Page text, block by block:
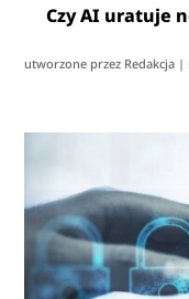
Czy AI uratuje
utworzone przez Redakcja |